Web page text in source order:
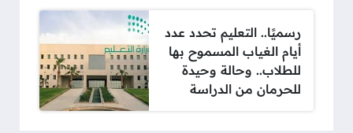
رسميًا.. التعليم تحدد عدد
أيام الغياب المسموح بها
للطلاب.. وحالة وحيدة
للحرمان من الدراسة